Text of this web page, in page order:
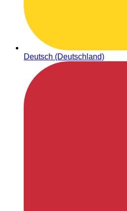
Deutsch (Deutschland)